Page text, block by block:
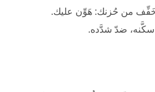
من حُزنك: هَوِّن عليك.
ضدّ شدَّده.